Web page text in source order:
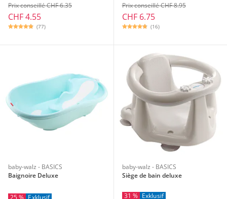
CHF 4.55
Prix conseillé CHF 6.35
(77)
CHF 6.75
Prix conseillé CHF 8.95
(16)
baby-walz - BASICS
Baignoire Deluxe
25 % Exklusif
baby-walz - BASICS
Siège de bain deluxe
31 % Exklusif